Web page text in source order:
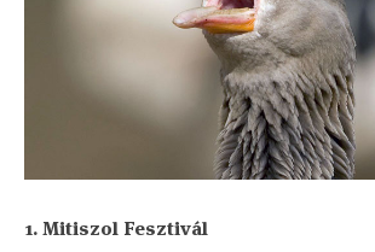
1. Mitiszol Fesztivál